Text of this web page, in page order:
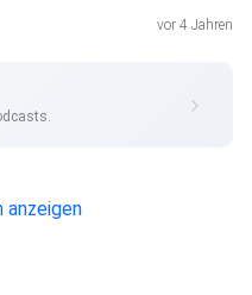
vor 4 Jahren
anzeigen